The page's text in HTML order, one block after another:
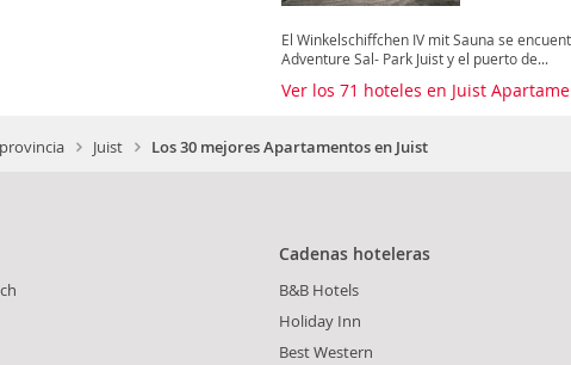
El Winkelschiffchen IV mit Sauna se
Adventure Sal- Park Juist y el puerto de...
Ver los 71 hoteles en Juist
Juist Los 30 mejores Apartamentos en Juist
Cadenas hoteleras
B&B Hotels
Holiday Inn
Best Western